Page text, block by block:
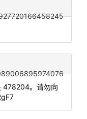
478204。请勿向